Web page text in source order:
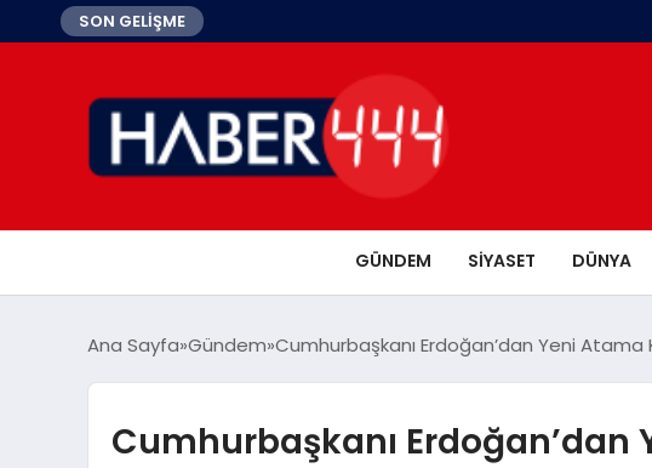
SON GELİŞME
GÜNDEM SIYASET DÜNYA
Ana Sayfa Gündem Cumhurbaşkanı Erdoğan’dan Yeni Atama
Cumhurbaşkanı Erdoğan’dan